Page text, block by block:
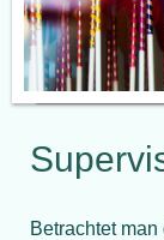
Betrachtet